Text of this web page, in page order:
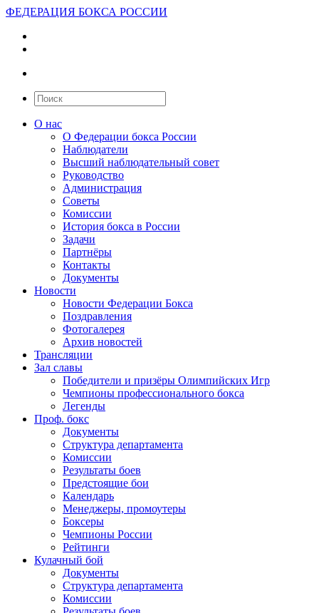
ФЕДЕРАЦИЯ БОКСА РОССИИ
О нас
О Федерации бокса России
Наблюдатели
Высший наблюдательный совет
Руководство
Администрация
Советы
Комиссии
История бокса в России
Задачи
Партнёры
Контакты
Документы
Новости
Новости Федерации Бокса
Поздравления
Фотогалерея
Архив новостей
Трансляции
Зал славы
Победители и призёры Олимпийских Игр
Чемпионы профессионального бокса
Легенды
Проф. бокс
Документы
Структура департамента
Комиссии
Результаты боев
Предстоящие бои
Календарь
Менеджеры, промоутеры
Боксеры
Чемпионы России
Рейтинги
Кулачный бой
Документы
Структура департамента
Комиссии